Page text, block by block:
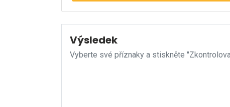
Výsledek
Vyberte své příznaky a stiskněte